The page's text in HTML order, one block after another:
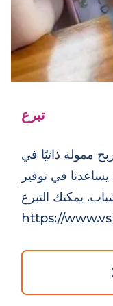
ممولة ذاتيًا في
في توفير
يمكنك التبرع